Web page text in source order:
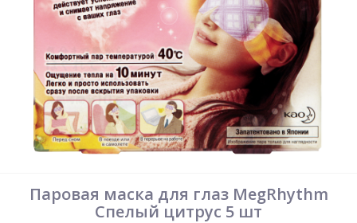
Паровая маска для глаз MegRhythm
Спелый цитрус 5 шт